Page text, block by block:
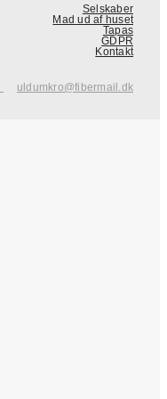
Selskaber
Mad ud af huset
Tapas
GDPR
Kontakt
uldumkro@fibermail.dk